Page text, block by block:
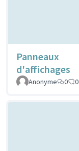
Panneaux
d'affichages
Anonyme
0 0